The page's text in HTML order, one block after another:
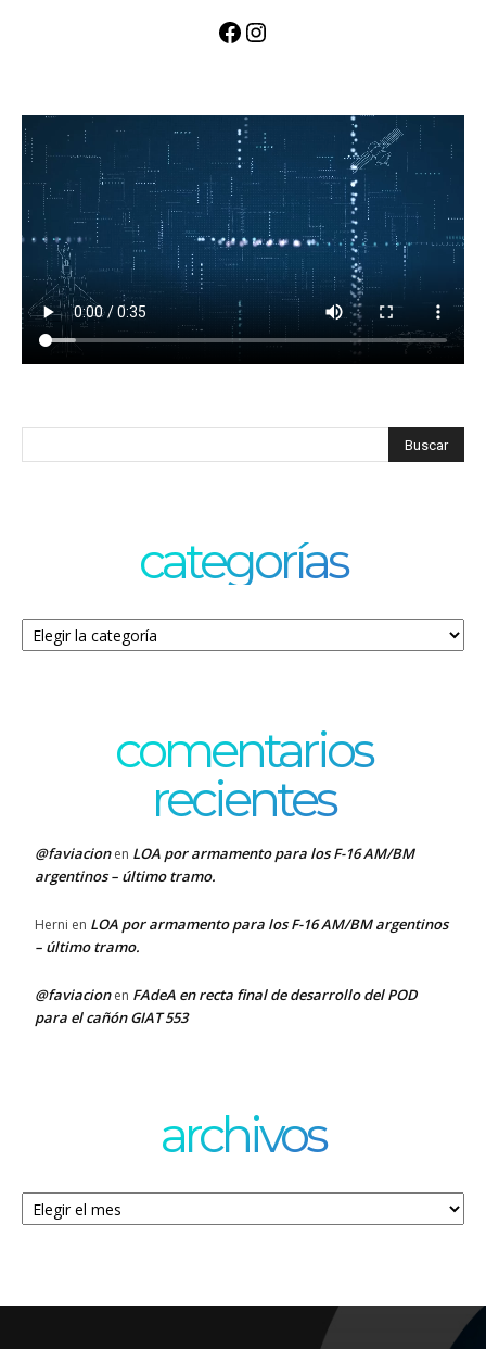
Facebook
Instagram
categorías
Categorías
comentarios
recientes
@faviacionen LOA por armamento para los F-16 AM/BM
argentinos – último tramo.
Herni en LOA por armamento para los F-16 AM/BM argentinos
– último tramo.
@faviacionen FAdeA en recta final de desarrollo del POD
para el cañón GIAT 553
archivos
Archivos